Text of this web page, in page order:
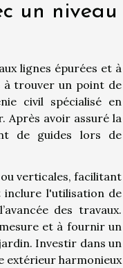
un niveau
lignes épurées et à
à trouver un point de
civil spécialisé en
Après avoir assuré la
de guides lors de
verticales, facilitant
inclure l'utilisation de
des travaux.
et à fournir un
Investir dans un
extérieur harmonieux